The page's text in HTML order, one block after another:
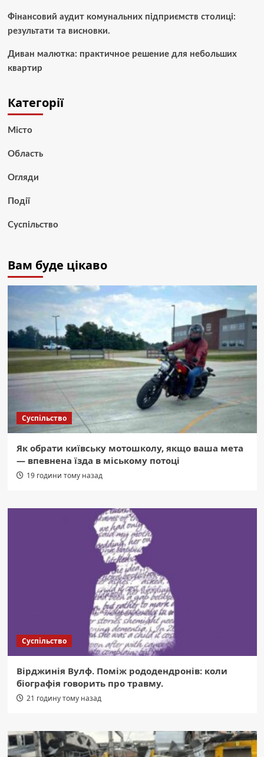
Фінансовий аудит комунальних підприємств столиці:
результати та висновки.
Диван малютка: практичное решение для небольших
квартир
Категорії
Місто
Область
Огляди
Події
Суспільство
Вам буде цікаво
Суспільство
Як обрати київську мотошколу, якщо ваша мета
— впевнена їзда в міському потоці
19 години тому назад
Суспільство
Вірджинія Вулф. Поміж рододендронів: коли
біографія говорить про травму.
21 годину тому назад